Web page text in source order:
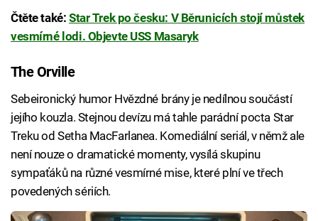
Čtěte také: Star Trek po česku: V Běrunicích stojí můstek
vesmírné lodi. Objevte USS Masaryk
The Orville
Sebeironický humor Hvězdné brány je nedílnou součástí
jejího kouzla. Stejnou devízu má tahle parádní pocta Star
Treku od Setha MacFarlanea. Komediální seriál, v němž ale
není nouze o dramatické momenty, vysílá skupinu
sympaťáků na různé vesmírné mise, které plní ve třech
povedených sériích.